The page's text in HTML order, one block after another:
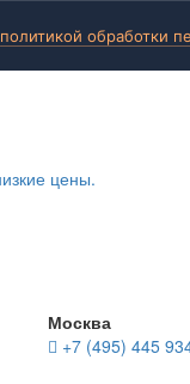
политикой обработки
цены.
Москва
+7 (495) 445